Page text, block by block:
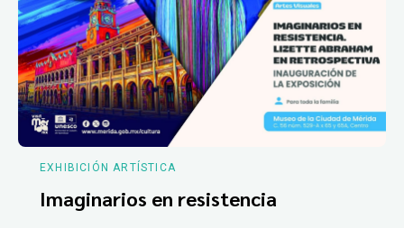
EXHIBICIÓN ARTÍSTICA
Imaginarios en resistencia